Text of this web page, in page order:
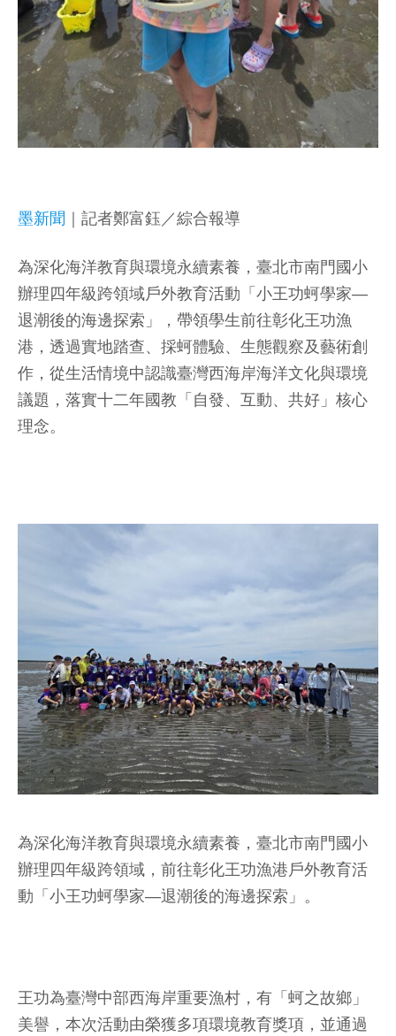
墨新聞 ｜記者鄭富鈺／綜合報導
為深化海洋教育與環境永續素養，臺北市南門國小
辦理四年級跨領域戶外教育活動「小王功蚵學家—
退潮後的海邊探索」，帶領學生前往彰化王功漁
港，透過實地踏查、採蚵體驗、生態觀察及藝術創
作，從生活情境中認識臺灣西海岸海洋文化與環境
議題，落實十二年國教「自發、互動、共好」核心
理念。
為深化海洋教育與環境永續素養，臺北市南門國小
辦理四年級跨領域，前往彰化王功漁港戶外教育活
動「小王功蚵學家—退潮後的海邊探索」。
王功為臺灣中部西海岸重要漁村，有「蚵之故鄉」
美譽，本次活動由榮獲多項環境教育獎項，並通過